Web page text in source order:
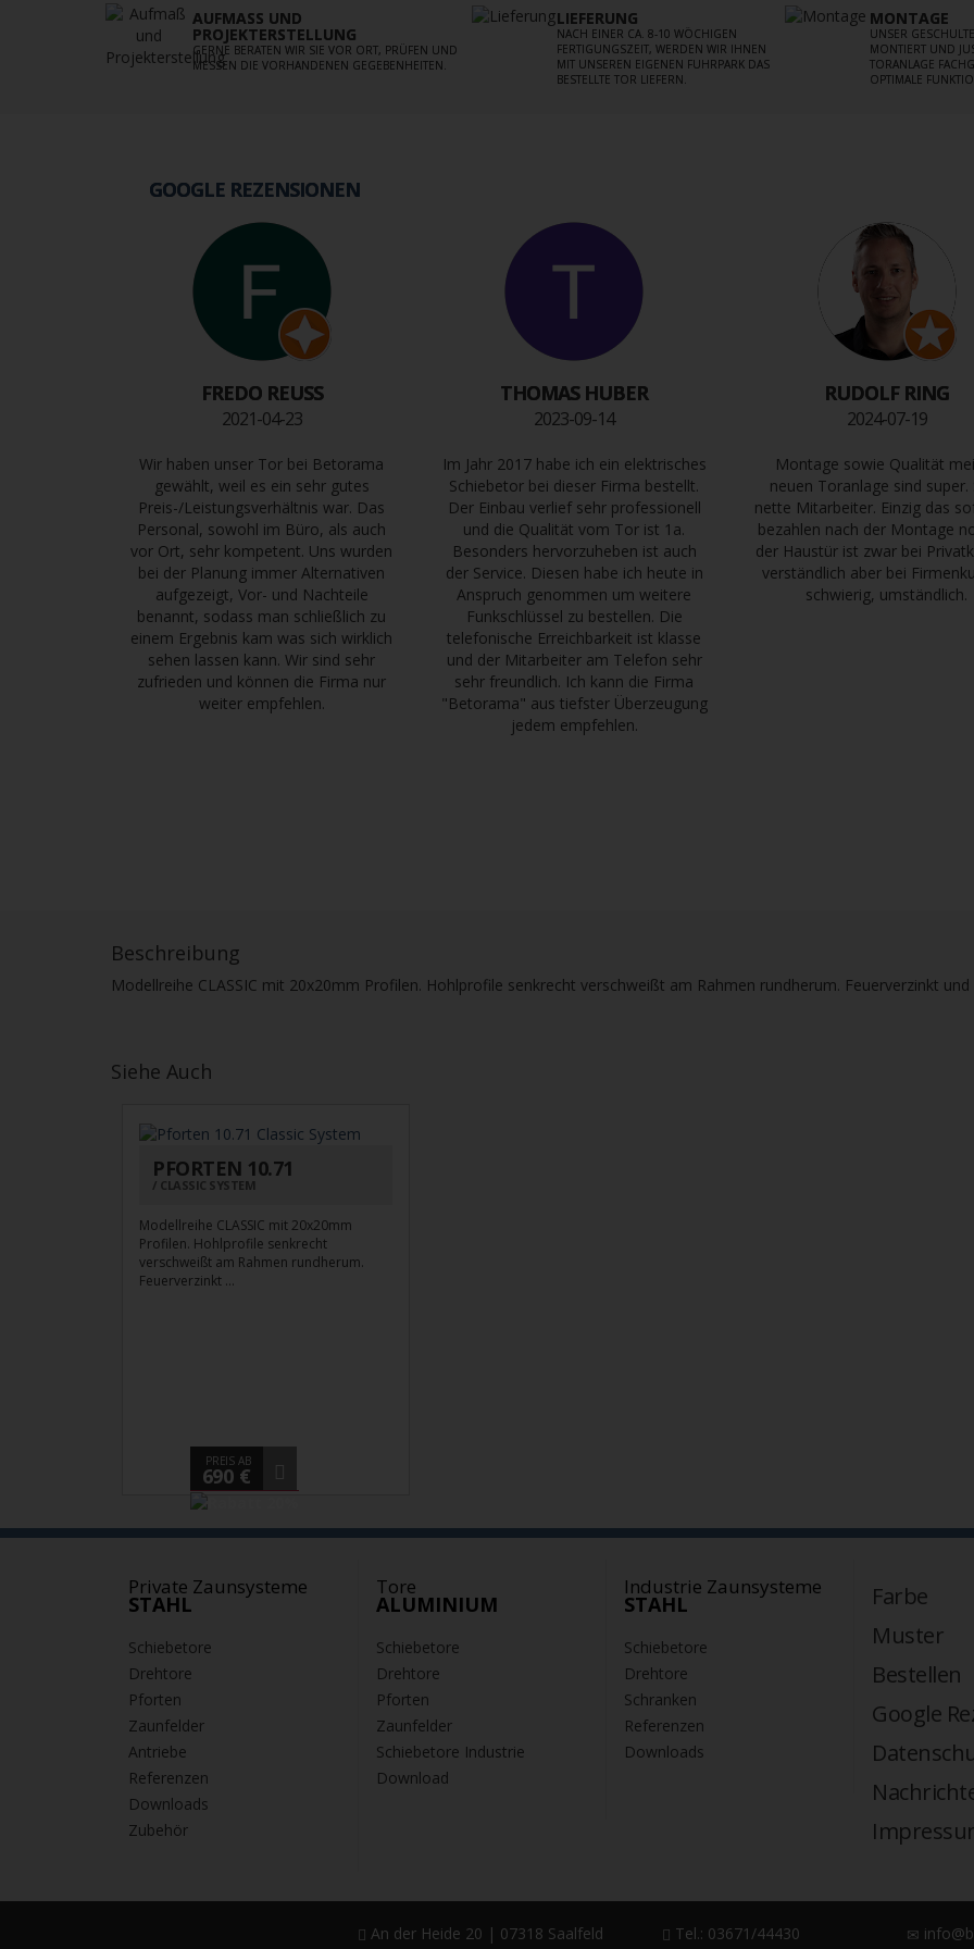
AUFMASS UND P
ROJEKTERSTELLUNG
GERNE BERATEN WIR SIE VOR ORT, PRÜFEN UND
MESSEN DIE VORHANDENEN GEGEBENHEITEN.
LIEFERUNG
NACH EINER CA. 8-10 WÖCHIGEN
FERTIGUNGSZEIT, WERDEN WIR IHNEN
MIT UNSEREN EIGENEN FUHRPARK DAS
BESTELLTE TOR LIEFERN.
MONTAGE
UNSER
MONTIERT UND
TORANLAGE
OPTIMALE
GOOGLE REZENSIONEN
FREDO REUSS
2021-04-23
Wir haben unser Tor bei Betorama
gewählt, weil es ein sehr gutes
Preis-/Leistungsverhältnis war. Das
Personal, sowohl im Büro, als auch
vor Ort, sehr kompetent. Uns wurden
bei der Planung immer Alternativen
aufgezeigt, Vor- und Nachteile
benannt, sodass man schließlich zu
einem Ergebnis kam was sich wirklich
sehen lassen kann. Wir sind sehr
zufrieden und können die Firma nur
weiter empfehlen.
THOMAS HUBER
2023-09-14
Im Jahr 2017 habe ich ein elektrisches
Schiebetor bei dieser Firma bestellt.
Der Einbau verlief sehr professionell
und die Qualität vom Tor ist 1a.
Besonders hervorzuheben ist auch
der Service. Diesen habe ich heute in
Anspruch genommen um weitere
Funkschlüssel zu bestellen. Die
telefonische Erreichbarkeit ist klasse
und der Mitarbeiter am Telefon sehr
sehr freundlich. Ich kann die Firma
"Betorama" aus tiefster Überzeugung
jedem empfehlen.
RUDOLF RING
2024-07-19
Montage sowie Qualität
neuen Toranlage sind super.
nette Mitarbeiter. Einzig das
bezahlen nach der Montage
der Haustür ist zwar bei
verständlich aber bei
schwierig, umständlich.
Beschreibung
Modellreihe CLASSIC mit 20x20mm Profilen. Hohlprofile senkrecht verschweißt am Rahmen rundherum. Feuerverzinkt
Siehe Auch
PFORTEN 10.71
CLASSIC SYSTEM
Modellreihe CLASSIC mit 20x20mm
Profilen. Hohlprofile senkrecht
verschweißt am Rahmen rundherum.
Feuerverzinkt ...
PREIS AB
690 €
Private Zaunsysteme
STAHL
Schiebetore
Drehtore
Pforten
Zaunfelder
Antriebe
Referenzen
Downloads
Zubehör
Tore
ALUMINIUM
Schiebetore
Drehtore
Pforten
Zaunfelder
Schiebetore Industrie
Download
Industrie Zaunsysteme
STAHL
Schiebetore
Drehtore
Schranken
Referenzen
Downloads
Farbe
Muster
Bestellen
Google
An der Heide 20 | 07318 Saalfeld Tel.: 03671/44430